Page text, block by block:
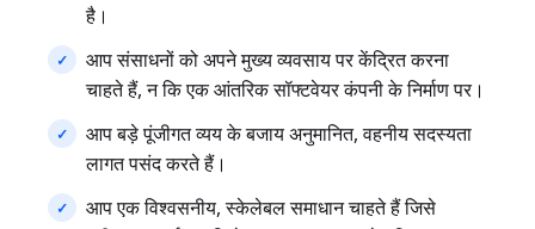
है।
आप संसाधनों को अपने मुख्य व्यवसाय पर केंद्रित करना
चाहते हैं, न कि एक आंतरिक सॉफ्टवेयर कंपनी के निर्माण पर।
आप बड़े पूंजीगत व्यय के बजाय अनुमानित, वहनीय सदस्यता
लागत पसंद करते हैं।
आप एक विश्वसनीय, स्केलेबल समाधान चाहते हैं जिसे